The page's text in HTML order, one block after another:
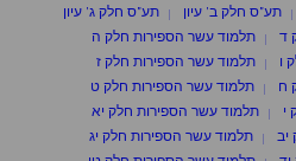
תע"ס חלק ב' עיון
תע"ס חלק ג' עיון
ד
תלמוד עשר הספירות חלק ה
ו
תלמוד עשר הספירות חלק ז
ח
תלמוד עשר הספירות חלק ט
י
תלמוד עשר הספירות חלק יא
יב
תלמוד עשר הספירות חלק יג